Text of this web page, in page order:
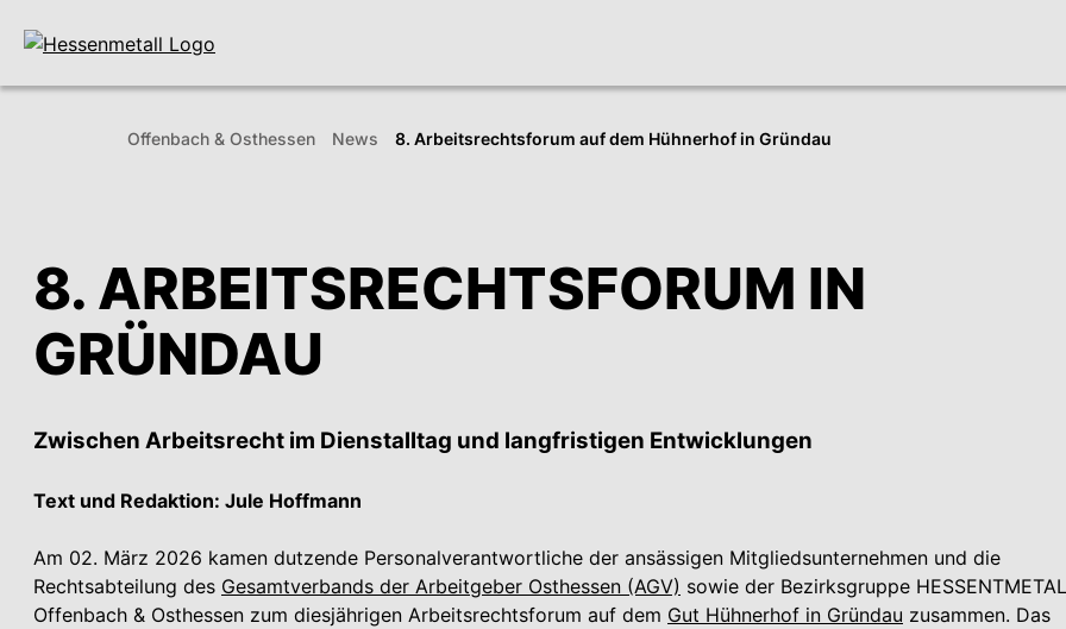
8. ARBEITSRECHTS­FORUM IN
GRÜNDAU
Zwischen Arbeitsrecht im Dienst­alltag und langfristigen Entwick­lungen
Text und Redaktion: Jule Hoffmann
Am 02. März 2026 kamen dutzende Personalverantwortliche der ansässigen Mitgliedsunternehmen und die
Rechtsabteilung des Gesamtverbands der Arbeitgeber Osthessen (AGV) sowie der Bezirksgruppe
Offenbach & Osthessen zum diesjährigen Arbeitsrechtsforum auf dem Gut Hühnerhof in Gründau zusammen. Das
Offenbach & Ost­hessen News 8. Arbeits­rechts­forum auf dem Hühner­hof in Gründau